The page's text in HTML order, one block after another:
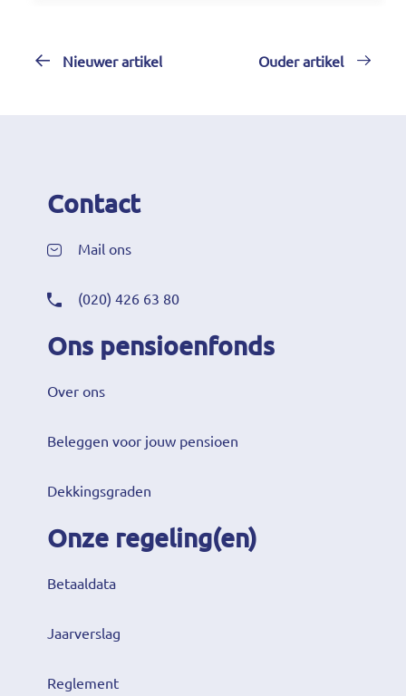
Nieuwer artikel Ouder artikel
Contact
Mail ons
(020) 426 63 80
Ons pensioenfonds
Over ons
Beleggen voor jouw pensioen
Dekkingsgraden
Onze regeling(en)
Betaaldata
Jaarverslag
Reglement